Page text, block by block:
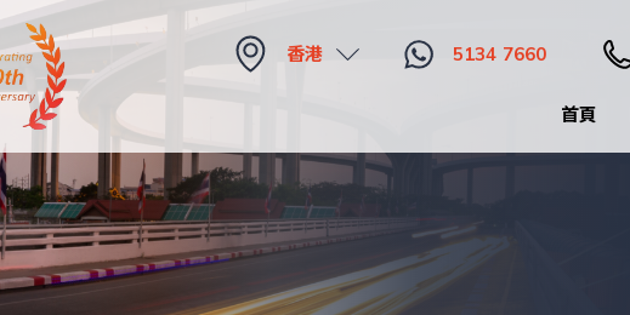
香港 5134 7660
首頁